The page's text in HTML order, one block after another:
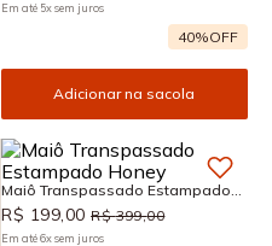
Em até 5xsem juros
40%OFF
Adicionar na sacola
Maiô Transpassado Estampado
Honey
R$ 199,00 R$ 399,00
Em até6xsem juros